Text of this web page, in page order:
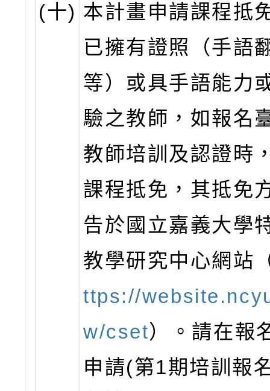
(十) 本計畫申請課程抵
已擁有證照（手語
等）或具手語能力
驗之教師，如報名
教師培訓及認證時
課程抵免，其抵免
告於國立嘉義大學
教學研究中心網站
ttps://
w/cset）。請在報
申請(第1期培訓報